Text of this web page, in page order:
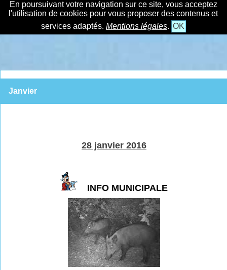
En poursuivant votre navigation sur ce site, vous acceptez
l'utilisation de cookies pour vous proposer des contenus et
services adaptés. Mentions légales. OK
Janvier
28 janvier 2016
INFO MUNICIPALE